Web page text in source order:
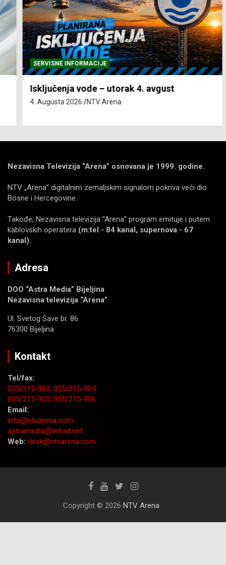
SERVISNE INFORMACIJE
Isključenja vode – utorak 4. avgust
4. Augusta 2026. NTV Arena
Nezavisna Televizija “Arena” osnovana je 1999. godine.
NTV „Arena“ digitalnim zemaljskim signalom pokriva veći dio
Bosne i Hercegovine.
Takođe, Nezavisna televizija “Arena” program emituje i putem
kablovskih operatera (m:tel - 84 kanal, supernova - 67
kanal).
Adresa
DOO “Astra Media” Bijeljina
Nezavisna televizija “Arena”
Ul. Svetog Save br. 86.
76300 Bijeljina
Kontakt
Tel/fax:
055/215-903; 055/215-904
055/215-905; 055/215-906
Email:
info@ntvarena.com
astramedia@telrad.net
Web: desk@ntvarena.com
Copyright © 2026 NTV Arena